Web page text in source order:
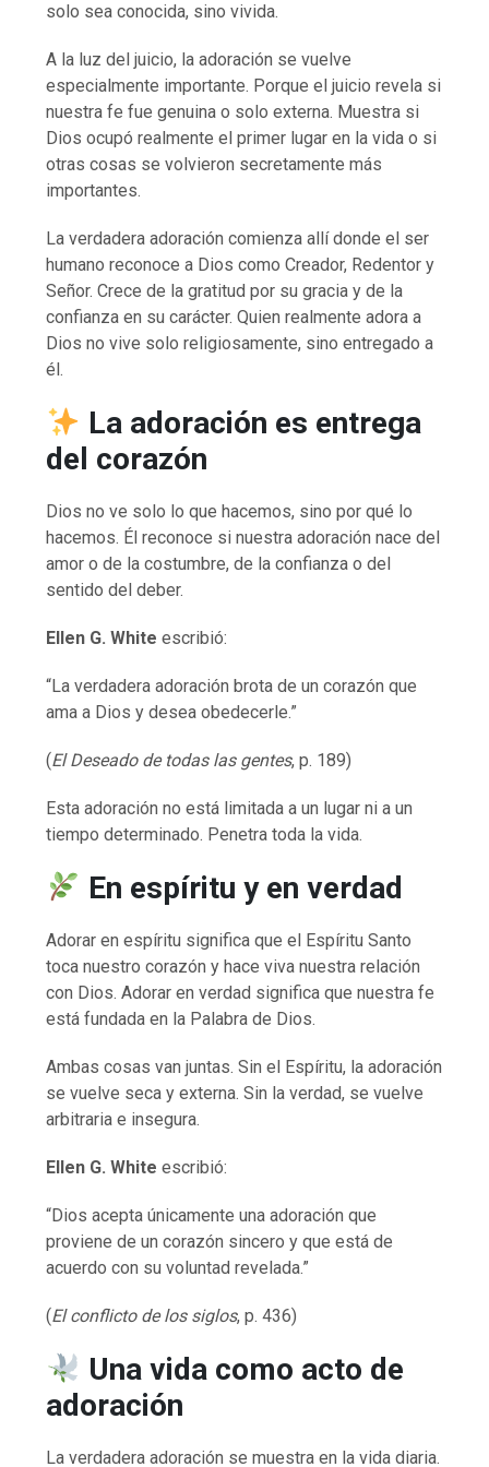
solo sea conocida, sino vivida.
A la luz del juicio, la adoración se vuelve
especialmente importante. Porque el juicio revela si
nuestra fe fue genuina o solo externa. Muestra si
Dios ocupó realmente el primer lugar en la vida o si
otras cosas se volvieron secretamente más
importantes.
La verdadera adoración comienza allí donde el ser
humano reconoce a Dios como Creador, Redentor y
Señor. Crece de la gratitud por su gracia y de la
confianza en su carácter. Quien realmente adora a
Dios no vive solo religiosamente, sino entregado a
él.
La adoración es entrega
del corazón
Dios no ve solo lo que hacemos, sino por qué lo
hacemos. Él reconoce si nuestra adoración nace del
amor o de la costumbre, de la confianza o del
sentido del deber.
Ellen G. White escribió:
“La verdadera adoración brota de un corazón que
ama a Dios y desea obedecerle.”
(El Deseado de todas las gentes, p. 189)
Esta adoración no está limitada a un lugar ni a un
tiempo determinado. Penetra toda la vida.
En espíritu y en verdad
Adorar en espíritu significa que el Espíritu Santo
toca nuestro corazón y hace viva nuestra relación
con Dios. Adorar en verdad significa que nuestra fe
está fundada en la Palabra de Dios.
Ambas cosas van juntas. Sin el Espíritu, la adoración
se vuelve seca y externa. Sin la verdad, se vuelve
arbitraria e insegura.
Ellen G. White escribió:
“Dios acepta únicamente una adoración que
proviene de un corazón sincero y que está de
acuerdo con su voluntad revelada.”
(El conflicto de los siglos, p. 436)
Una vida como acto de
adoración
La verdadera adoración se muestra en la vida diaria.